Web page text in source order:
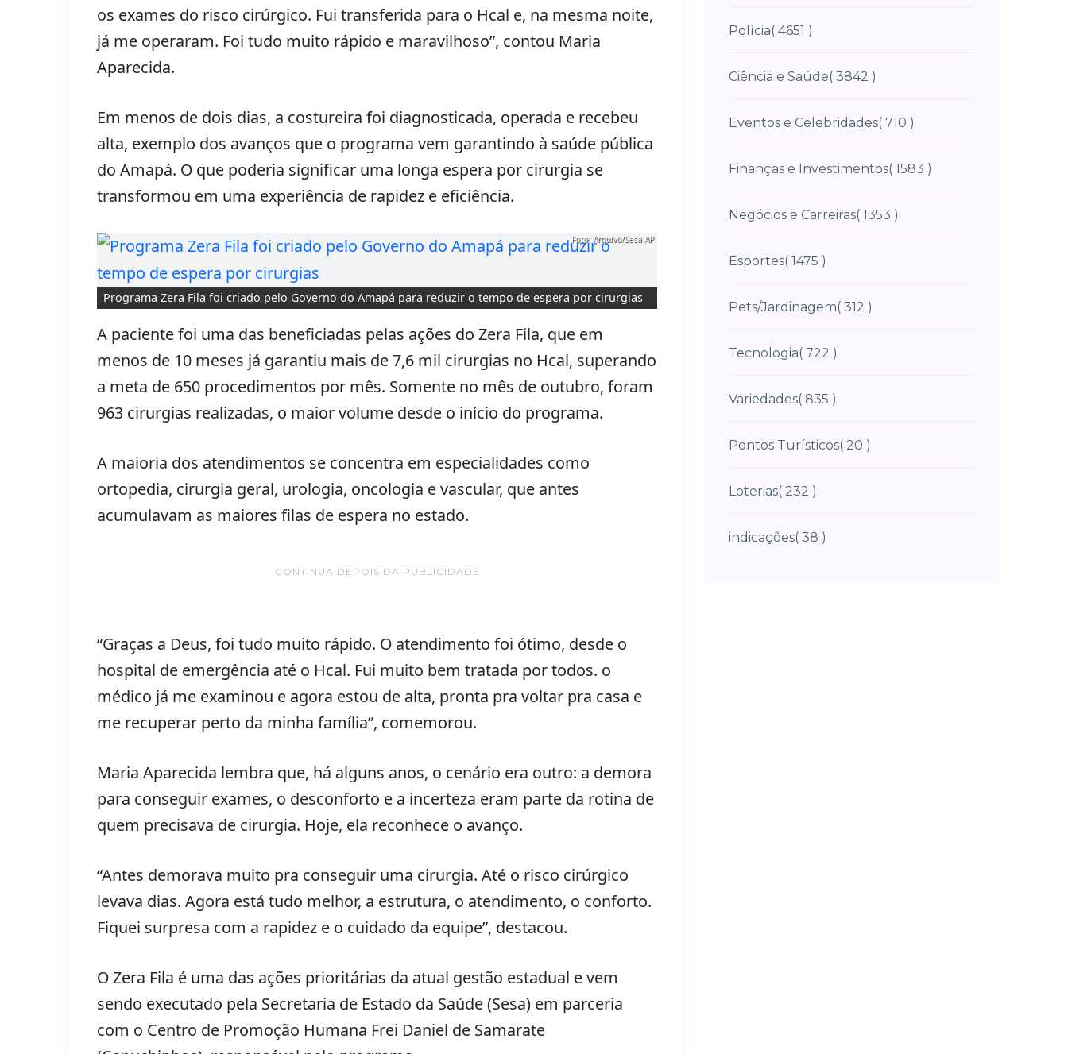
os exames do risco cirúrgico. Fui transferida para o Hcal e, na mesma noite,
já me operaram. Foi tudo muito rápido e maravilhoso”, contou Maria
Aparecida.
Em menos de dois dias, a costureira foi diagnosticada, operada e recebeu
alta, exemplo dos avanços que o programa vem garantindo à saúde pública
do Amapá. O que poderia significar uma longa espera por cirurgia se
transformou em uma experiência de rapidez e eficiência.
Programa Zera Fila foi criado pelo Governo do Amapá para reduzir o tempo de espera por cirurgias
Foto: Arquivo/Sesa AP
A paciente foi uma das beneficiadas pelas ações do Zera Fila, que em
menos de 10 meses já garantiu mais de 7,6 mil cirurgias no Hcal, superando
a meta de 650 procedimentos por mês. Somente no mês de outubro, foram
963 cirurgias realizadas, o maior volume desde o início do programa.
A maioria dos atendimentos se concentra em especialidades como
ortopedia, cirurgia geral, urologia, oncologia e vascular, que antes
acumulavam as maiores filas de espera no estado.
CONTINUA DEPOIS DA PUBLICIDADE
“Graças a Deus, foi tudo muito rápido. O atendimento foi ótimo, desde o
hospital de emergência até o Hcal. Fui muito bem tratada por todos. o
médico já me examinou e agora estou de alta, pronta pra voltar pra casa e
me recuperar perto da minha família”, comemorou.
Maria Aparecida lembra que, há alguns anos, o cenário era outro: a demora
para conseguir exames, o desconforto e a incerteza eram parte da rotina de
quem precisava de cirurgia. Hoje, ela reconhece o avanço.
“Antes demorava muito pra conseguir uma cirurgia. Até o risco cirúrgico
levava dias. Agora está tudo melhor, a estrutura, o atendimento, o conforto.
Fiquei surpresa com a rapidez e o cuidado da equipe”, destacou.
O Zera Fila é uma das ações prioritárias da atual gestão estadual e vem
sendo executado pela Secretaria de Estado da Saúde (Sesa) em parceria
com o Centro de Promoção Humana Frei Daniel de Samarate
Polícia( 4651 )
Ciência e Saúde( 3842 )
Eventos e Celebridades( 710 )
Finanças e Investimentos( 1583 )
Negócios e Carreiras( 1353 )
Esportes( 1475 )
Pets/Jardinagem( 312 )
Tecnologia( 722 )
Variedades( 835 )
Pontos Turísticos( 20 )
Loterias( 232 )
indicações( 38 )